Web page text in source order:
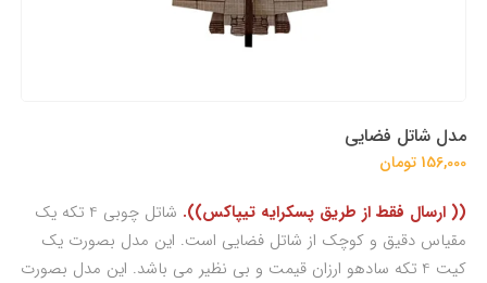
مدل شاتل فضایی
156,000 تومان
(( ارسال فقط از طریق پسکرایه تیپاکس)).
شاتل چوبی 4 تکه یک
مقیاس دقیق و کوچک از شاتل فضایی است. این مدل بصورت یک
کیت 4 تکه سادهو ارزان قیمت و بی نظیر می باشد. این مدل بصورت